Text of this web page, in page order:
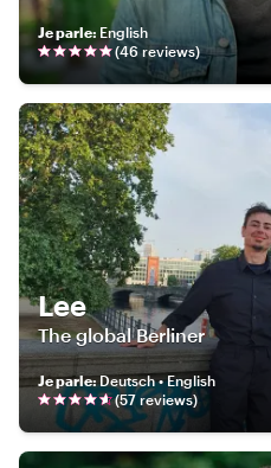
Je parle: English
(46 reviews)
Lee
The global Berliner
Je parle:Deutsch • English
(57 reviews)